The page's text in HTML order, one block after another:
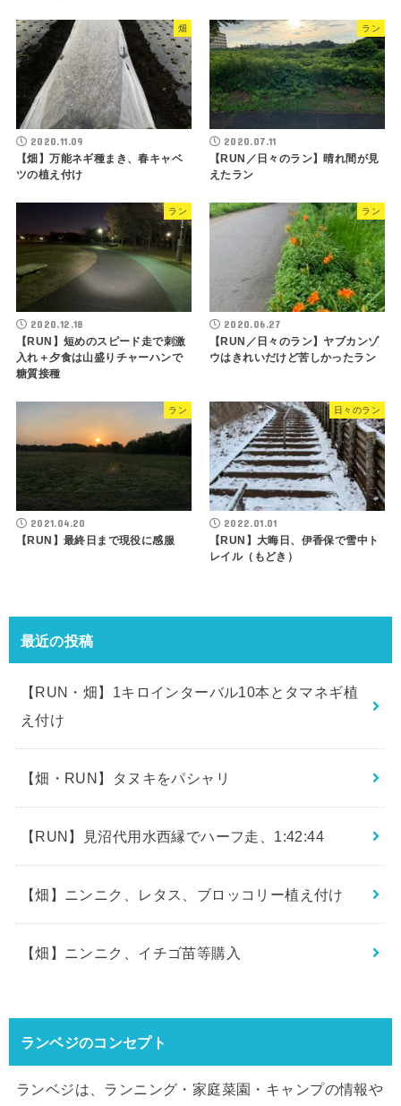
畑
2020.11.09
【畑】万能ネギ種まき、春キャベ
ツの植え付け
ラン
2020.07.11
【RUN／日々のラン】晴れ間が見
えたラン
ラン
2020.12.18
【RUN】短めのスピード走で刺激
入れ＋夕食は山盛りチャーハンで
糖質接種
ラン
2020.06.27
【RUN／日々のラン】ヤブカンゾ
ウはきれいだけど苦しかったラン
ラン
2021.04.20
【RUN】最終日まで現役に感服
日々のラン
2022.01.01
【RUN】大晦日、伊香保で雪中ト
レイル（もどき）
最近の投稿
【RUN・畑】1キロインターバル10本とタマネギ植
え付け
【畑・RUN】タヌキをパシャリ
【RUN】見沼代用水西縁でハーフ走、1:42:44
【畑】ニンニク、レタス、ブロッコリー植え付け
【畑】ニンニク、イチゴ苗等購入
ランベジのコンセプト
ランベジは、ランニング・家庭菜園・キャンプの情報や